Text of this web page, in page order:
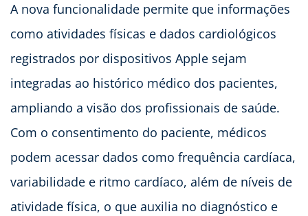
A nova funcionalidade permite que informações
como atividades físicas e dados cardiológicos
registrados por dispositivos Apple sejam
integradas ao histórico médico dos pacientes,
ampliando a visão dos profissionais de saúde.
Com o consentimento do paciente, médicos
podem acessar dados como frequência cardíaca,
variabilidade e ritmo cardíaco, além de níveis de
atividade física, o que auxilia no diagnóstico e